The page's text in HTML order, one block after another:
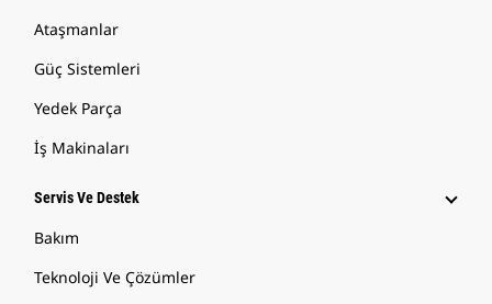
Ataşmanlar
Güç Sistemleri
Yedek Parça
İş Makinaları
Servis Ve Destek
Bakım
Teknoloji Ve Çözümler